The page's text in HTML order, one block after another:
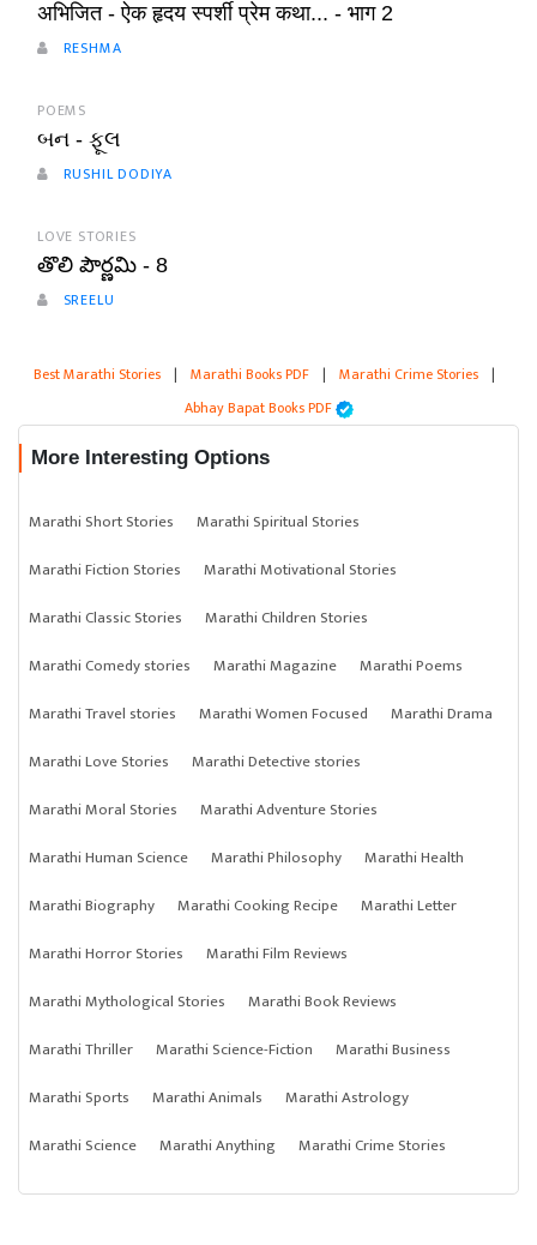
अभिजित - ऐक हृदय स्पर्शी प्रेम कथा... - भाग 2
RESHMA
POEMS
બન - ફૂલ
RUSHIL DODIYA
LOVE STORIES
తొలి పౌర్ణమి - 8
SREELU
Best Marathi Stories | Marathi Books PDF | Marathi Crime Stories |
Abhay Bapat Books PDF
More Interesting Options
Marathi Short Stories
Marathi Spiritual Stories
Marathi Fiction Stories
Marathi Motivational Stories
Marathi Classic Stories
Marathi Children Stories
Marathi Comedy stories
Marathi Magazine
Marathi Poems
Marathi Travel stories
Marathi Women Focused
Marathi Drama
Marathi Love Stories
Marathi Detective stories
Marathi Moral Stories
Marathi Adventure Stories
Marathi Human Science
Marathi Philosophy
Marathi Health
Marathi Biography
Marathi Cooking Recipe
Marathi Letter
Marathi Horror Stories
Marathi Film Reviews
Marathi Mythological Stories
Marathi Book Reviews
Marathi Thriller
Marathi Science-Fiction
Marathi Business
Marathi Sports
Marathi Animals
Marathi Astrology
Marathi Science
Marathi Anything Marathi Crime Stories